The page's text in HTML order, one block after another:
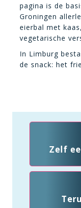
pagina is de
Groningen
eierbal met
vegetarische
In Limburg
de snack: het
Zelf